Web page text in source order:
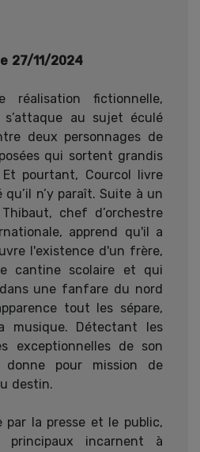
27/11/2024
réalisation fictionnelle,
s’attaque au sujet éculé
deux personnages de
qui sortent grandis
pourtant, Courcol livre
n’y paraît. Suite à un
chef d’orchestre
apprend qu'il a
l'existence d'un frère,
cantine scolaire et qui
une fanfare du nord
tout les sépare,
musique. Détectant les
exceptionnelles de son
pour mission de
destin.
la presse et le public,
incarnent à